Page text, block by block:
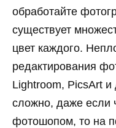
обработайте
существует
цвет каждого.
редактирования
Lightroom, PicsArt и
сложно, даже если
фотошопом, то на